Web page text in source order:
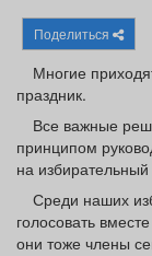
Афиша
Поделиться
Многие
праздник.
Все важные
принципом
на
Среди наших
голосовать
они тоже члены